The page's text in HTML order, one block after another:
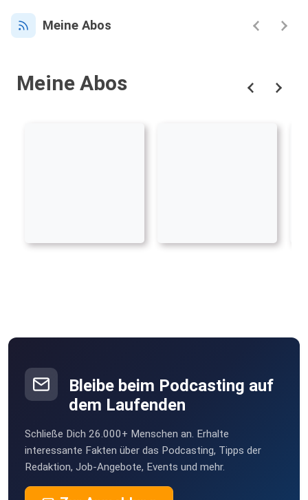
Meine Abos
Meine Abos
Bleibe beim Podcasting auf
dem Laufenden
Schließe Dich 26.000+ Menschen an. Erhalte
interessante Fakten über das Podcasting, Tipps der
Redaktion, Job-Angebote, Events und mehr.